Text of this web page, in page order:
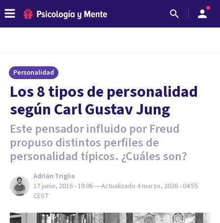
Personalidad
​Los 8 tipos de personalidad
según Carl Gustav Jung
Este pensador influido por Freud
propuso distintos perfiles de
personalidad típicos. ¿Cuáles son?
Adrián Triglia
17 junio, 2016 - 19:06— Actualizado 4 marzo, 2026 - 04:55
CEST